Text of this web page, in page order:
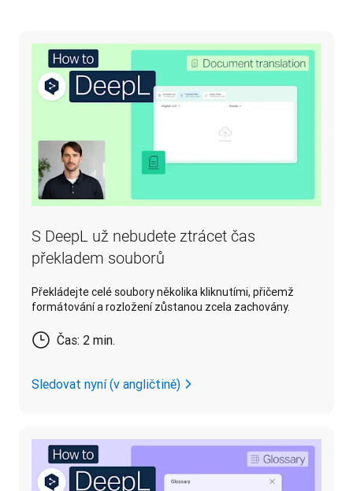
S DeepL už nebudete ztrácet čas
překladem souborů
Překládejte celé soubory několika kliknutími, přičemž
formátování a rozložení zůstanou zcela zachovány.
Čas: 2 min.
Sledovat nyní (v angličtině)